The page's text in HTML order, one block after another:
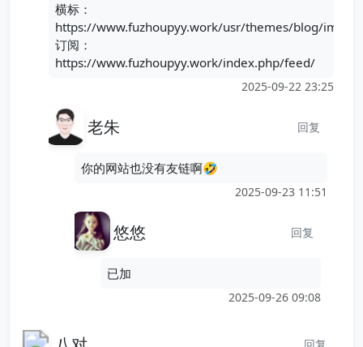
横标：
https://www.fuzhoupyy.work/usr/themes/blog/
订阅：
https://www.fuzhoupyy.work/index.php/feed/
2025-09-22 23:25
老朱 回复
你的网站也没有友链啊🤣
2025-09-23 11:51
悠悠 回复
已加
2025-09-26 09:08